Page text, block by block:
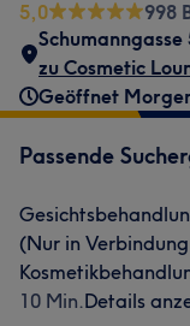
5,0
998
Schumanngasse
zu Cosmetic
Geöffnet
Passende
(Nur in
10 Min.Details